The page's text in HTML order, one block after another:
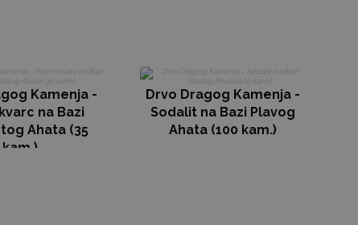
Kamenja -
na Bazi
Ahata (35
kam.)
Drvo Dragog Kamenja -
Sodalit na Bazi Plavog
Ahata (100 kam.)